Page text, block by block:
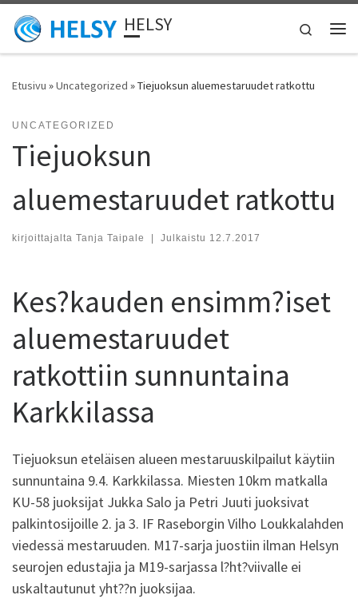
Skip to content HELSY
Search
Etusivu »Uncategorized »Tiejuoksun aluemestaruudet ratkottu
UNCATEGORIZED
Tiejuoksun
aluemestaruudet ratkottu
kirjoittajalta Tanja Taipale | Julkaistu 12.7.2017
Kes?kauden ensimm?iset
aluemestaruudet
ratkottiin sunnuntaina
Karkkilassa
Tiejuoksun eteläisen alueen mestaruuskilpailut käytiin
sunnuntaina 9.4. Karkkilassa. Miesten 10km matkalla
KU-58 juoksijat Jukka Salo ja Petri Juuti juoksivat
palkintosijoille 2. ja 3. IF Raseborgin Vilho Loukkalahden
viedessä mestaruuden. M17-sarja juostiin ilman Helsyn
seurojen edustajia ja M19-sarjassa l?ht?viivalle ei
uskaltautunut yht??n juoksijaa.